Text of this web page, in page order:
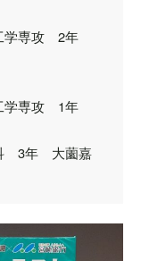
学専攻 2年
学専攻 1年
3年 大薗嘉